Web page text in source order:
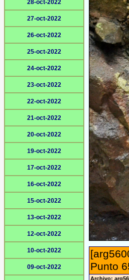
28-oct-2022
27-oct-2022
26-oct-2022
25-oct-2022
24-oct-2022
23-oct-2022
22-oct-2022
21-oct-2022
20-oct-2022
19-oct-2022
17-oct-2022
16-oct-2022
15-oct-2022
13-oct-2022
12-oct-2022
10-oct-2022
09-oct-2022
Punto
Archivo: